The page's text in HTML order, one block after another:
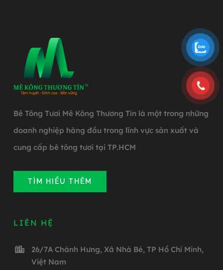
Bê Tông Tươi Mê Kông Thương Tín là một trong những
doanh nghiệp hàng đầu trong lĩnh vực sản xuất và
cung cấp bê tông tươi tại TP.HCM
TÌM HIỂU THÊM
LIÊN HỆ
26/7A Chánh Hưng, Xã Nhà Bè, TP Hồ Chí Minh,
Việt Nam